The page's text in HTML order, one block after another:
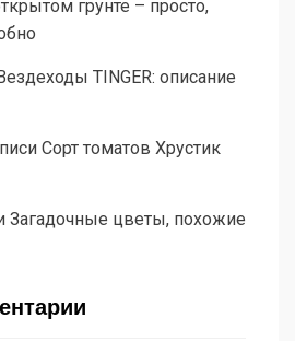
грунте – просто,
Вездеходы TINGER: описание
Сорт томатов Хрустик
Загадочные цветы, похожие